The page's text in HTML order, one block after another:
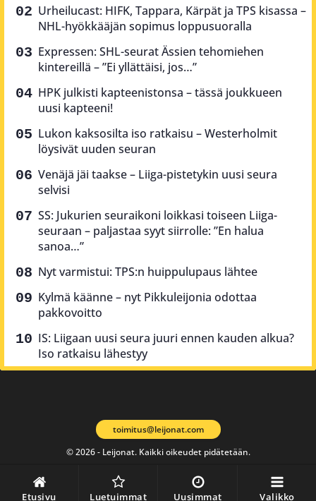
Etusivu Luetuimmat Uusimmat Valikko
Urheilucast: HIFK, Tappara, Kärpät ja TPS kisassa –
NHL-hyökkääjän sopimus loppusuoralla
Expressen: SHL-seurat Ässien tehomiehen
kintereillä – ”Ei yllättäisi, jos…”
HPK julkisti kapteenistonsa – tässä joukkueen
uusi kapteeni!
Lukon kaksosilta iso ratkaisu – Westerholmit
löysivät uuden seuran
Venäjä jäi taakse – Liiga-pistetykin uusi seura
selvisi
SS: Jukurien seuraikoni loikkasi toiseen Liiga-
seuraan – paljastaa syyt siirrolle: ”En halua
sanoa…”
Nyt varmistui: TPS:n huippulupaus lähtee
Kylmä käänne – nyt Pikkuleijonia odottaa
pakkovoitto
IS: Liigaan uusi seura juuri ennen kauden alkua?
Iso ratkaisu lähestyy
© 2026 - Leijonat. Kaikki oikeudet pidätetään.
toimitus@leijonat.com